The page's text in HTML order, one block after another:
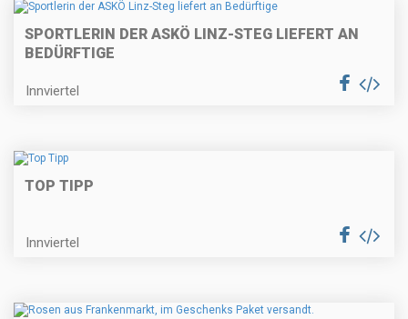
SPORTLERIN DER ASKÖ LINZ-STEG LIEFERT AN
BEDÜRFTIGE
Innviertel
TOP TIPP
Innviertel